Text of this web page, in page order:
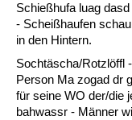
Schießhufa luag
- Scheißhaufen
in den Hintern.
Sochtäscha/Rotzlöffl
Person Ma zogad dr
für seine WO der/die
bahwassr - Männer